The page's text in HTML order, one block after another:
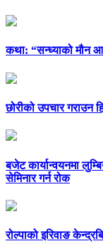
कथा: “सन्ध्याको मौन
छोरीको उपचार गराउन
बजेट कार्यान्वयनमा
सेमिनार गर्न रोक
रोल्पाको इरिवाङ